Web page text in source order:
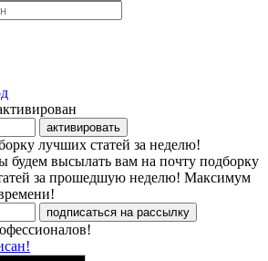
активировать
лучших статей за неделю!
будем высылать вам на почту подборку
за прошедшую неделю! Максимум
подписаться на рассылку